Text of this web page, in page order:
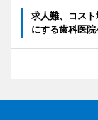
求人難、コス
にする歯科医院